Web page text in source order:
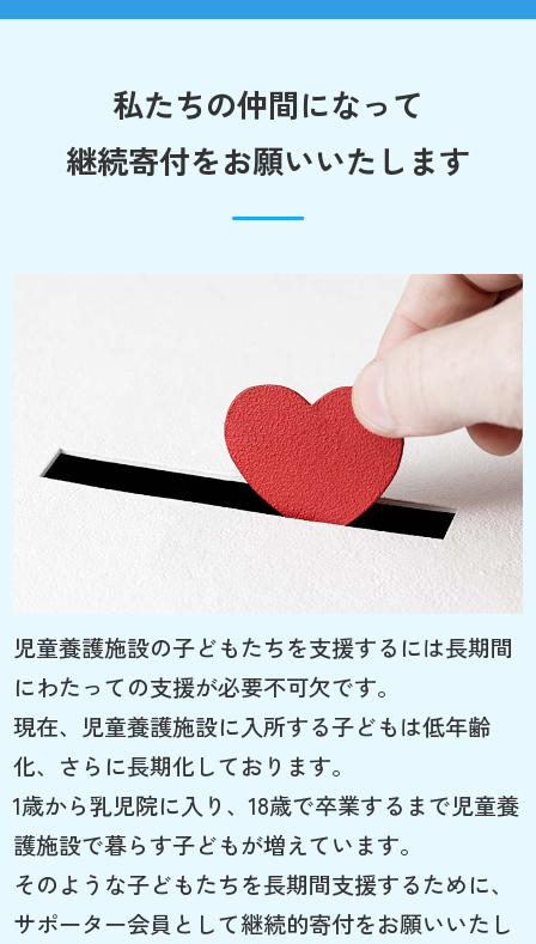
私たちの仲間になって
継続寄付をお願いいたします
児童養護施設の子どもたちを支援するには長期間
にわたっての支援が必要不可欠です。
現在、児童養護施設に入所する子どもは低年齢
化、さらに長期化しております。
1歳から乳児院に入り、18歳で卒業するまで児童養
護施設で暮らす子どもが増えています。
そのような子どもたちを長期間支援するために、
サポーター会員として継続的寄付をお願いいたし